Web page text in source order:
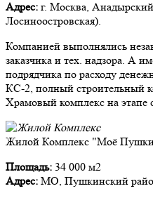
Адрес: г. Москва,
Лосиноостровская).
Компанией выполнялись
заказчика и тех. надзора. А
подрядчика по расходу
КС-2, полный строительный
Храмовый комплекс на этапе
Жилой Комплекс "Моё
Площадь: 34 000 м2
Адрес: МО, Пушкинский